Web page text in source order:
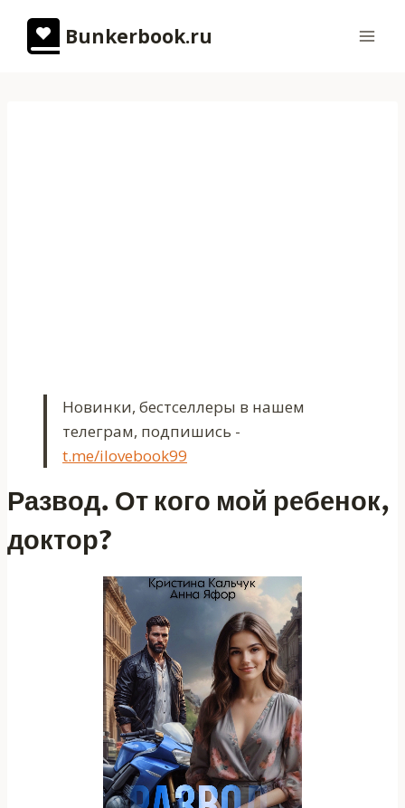
содержимому
Bunkerbook.ru
Новинки, бестселлеры в нашем
телеграм, подпишись -
t.me/ilovebook99
Развод. От кого мой ребенок,
доктор?